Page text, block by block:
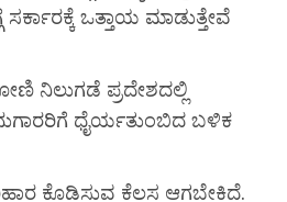
ಒತ್ತಾಯ ಮಾಡುತ್ತೇವೆ
ನಿಲುಗಡೆ ಪ್ರದೇಶದಲ್ಲಿ
ಧೈರ್ಯತುಂಬಿದ ಬಳಿಕ
ಕೊಡಿಸುವ ಕೆಲಸ ಆಗಬೇಕಿದೆ.